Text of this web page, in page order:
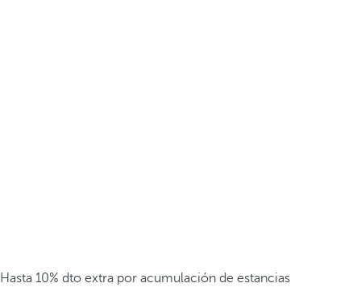
Hasta 10% dto extra por acumulación de estancias